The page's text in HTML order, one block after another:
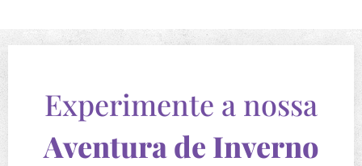
Experimente a nossa
Aventura de Inverno